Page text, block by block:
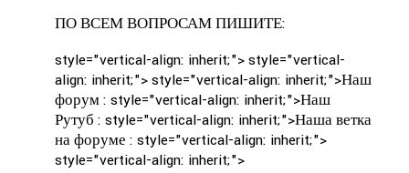
ПО ВСЕМ ВОПРОСАМ ПИШИТЕ:
style="vertical-align: inherit;">style="vertical-
align: inherit;">style="vertical-align: inherit;">Наш
форум : style="vertical-align: inherit;">Наш
Рутуб : style="vertical-align: inherit;">Наша ветка
на форуме : style="vertical-align: inherit;">
style="vertical-align: inherit;">